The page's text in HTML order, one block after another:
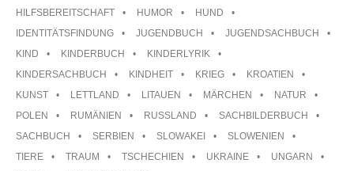
HILFSBEREITSCHAFT
HUMOR
HUND
IDENTITÄTSFINDUNG
JUGENDBUCH
JUGENDSACHBUCH
KIND
KINDERBUCH
KINDERLYRIK
KINDERSACHBUCH
KINDHEIT KRIEG
KROATIEN
KUNST
LETTLAND LITAUEN MÄRCHEN
NATUR
POLEN
RUMÄNIEN RUSSLAND
SACHBILDERBUCH
SACHBUCH
SERBIEN SLOWAKEI
SLOWENIEN
TIERE
TRAUM TSCHECHIEN UKRAINE
UNGARN